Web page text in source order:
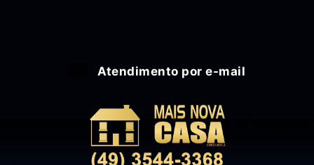
Atendimento por e-mail